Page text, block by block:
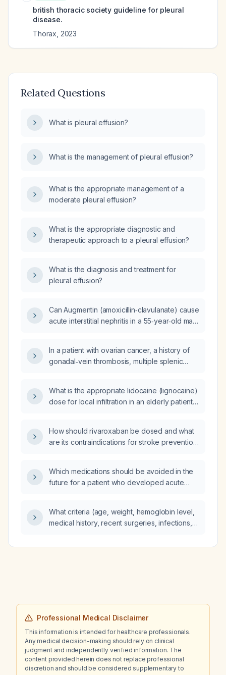
british thoracic society guideline for pleural
disease.
Thorax 2023
Related Questions
What is pleural effusion?
What is the management of pleural effusion?
What is the appropriate management of a
moderate pleural effusion?
What is the appropriate diagnostic and
therapeutic approach to a pleural effusion?
What is the diagnosis and treatment for
pleural effusion?
Can Augmentin (amoxicillin‑clavulanate) cause
acute interstitial nephritis in a 55‑year‑old man
In a patient with ovarian cancer, a history of
gonadal‑vein thrombosis, multiple splenic
50 × 10⁹/L limiting therapy, can a
thrombopoietin‑receptor agonist be given?
What is the appropriate lidocaine (lignocaine)
dose for local infiltration in an elderly patient
How should rivaroxaban be dosed and what
are its contraindications for stroke prevention
embolism, and thromboprophylaxis after hip
or knee replacement, including renal function
Which medications should be avoided in the
future for a patient who developed acute
What criteria (age, weight, hemoglobin level,
medical history, recent surgeries, infections,
should be evaluated to determine a person's
Professional Medical Disclaimer
This information is intended for healthcare professionals.
Any medical decision-making should rely on clinical
judgment and independently verified information. The
content provided herein does not replace professional
discretion and should be considered supplementary to